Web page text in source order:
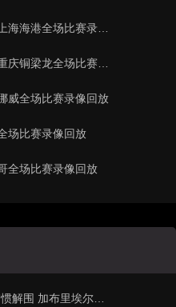
港全场比赛录像回放
龙全场比赛录像回放
威全场比赛录像回放
场比赛录像回放
全场比赛录像回放
布里埃尔亮鞋钉染红